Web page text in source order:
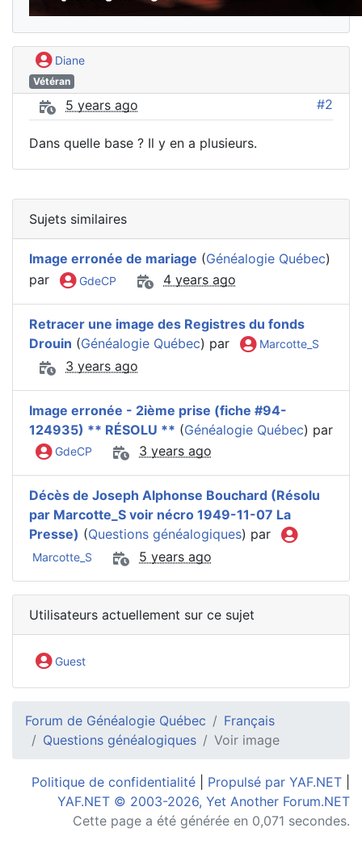
Diane
Vétéran
5 years ago #2
Dans quelle base ? Il y en a plusieurs.
Sujets similaires
Image erronée de mariage (Généalogie Québec)
par
GdeCP 4 years ago
Retracer une image des Registres du fonds
Drouin (Généalogie Québec) par Marcotte_S
3 years ago
Image erronée - 2ième prise (fiche #94-
124935) ** RÉSOLU ** (Généalogie Québec) par
GdeCP 3 years ago
Décès de Joseph Alphonse Bouchard (Résolu
par Marcotte_S voir nécro 1949-11-07 La
Presse) (Questions généalogiques) par
Marcotte_S 5 years ago
Utilisateurs actuellement sur ce sujet
Guest
Forum de Généalogie Québec
Français
Questions généalogiques
Voir image
Politique de confidentialité Propulsé par YAF.NET
YAF.NET © 2003-2026, Yet Another Forum.NET
Cette page a été générée en 0,071 secondes.